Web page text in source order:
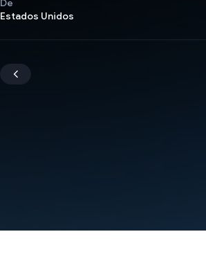
De
Estados Unidos